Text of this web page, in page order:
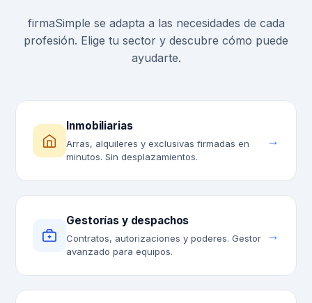
firmaSimple se adapta a las necesidades de cada
profesión. Elige tu sector y descubre cómo puede
ayudarte.
Inmobiliarias
Arras, alquileres y exclusivas firmadas en
minutos. Sin desplazamientos.
→
Gestorías y despachos
Contratos, autorizaciones y poderes. Gestor
avanzado para equipos.
→